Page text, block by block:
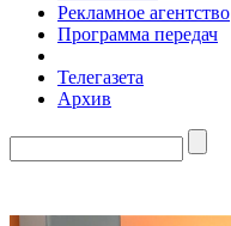
Рекламное агентство
Программа передач
Телегазета
Архив